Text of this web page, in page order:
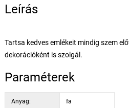
Leírás
Tartsa kedves emlékeit mindig szem
dekorációként is szolgál.
Paraméterek
Anyag: fa